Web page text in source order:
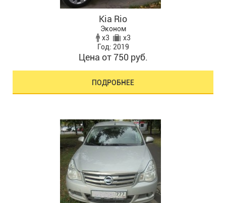
Kia Rio
Эконом
x3
x3
Год: 2019
Цена от 750 руб.
ПОДРОБНЕЕ